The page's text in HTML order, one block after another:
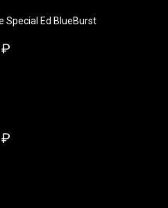
Special Ed BlueBurst
₽
₽